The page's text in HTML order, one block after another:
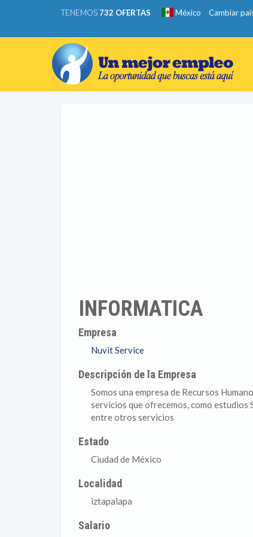
TENEMOS 732 OFERTAS México Cambiar
INFORMATICA
Empresa
Nuvit Service
Descripción de la Empresa
Somos una empresa de Recursos
servicios que ofrecemos, como estudios
entre otros servicios
Estado
Ciudad de México
Localidad
iztapalapa
Salario